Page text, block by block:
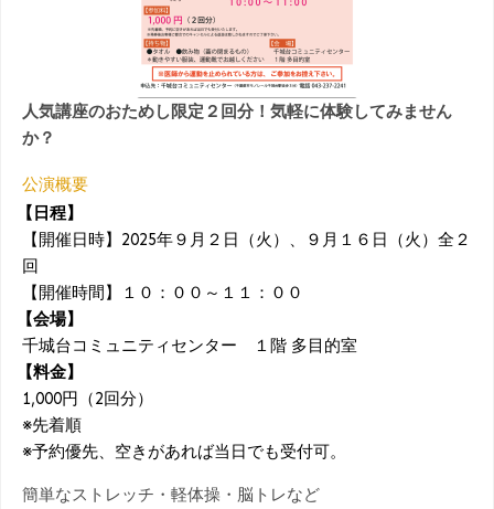
人気講座のおためし限定２回分！気軽に体験してみません
か？
公演概要
【日程】
【開催日時】2025年９月２日（火）、９月１６日（火）全２
回
【開催時間】１０：００～１１：００
【会場】
千城台コミュニティセンター １階 多目的室
【料金】
1,000円（2回分）
※先着順
※予約優先、空きがあれば当日でも受付可。
簡単なストレッチ・軽体操・脳トレなど